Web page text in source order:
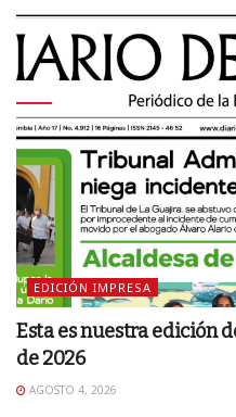
EDICIÓN IMPRESA
Esta es nuestra edición
de 2026
AGOSTO 4, 2026